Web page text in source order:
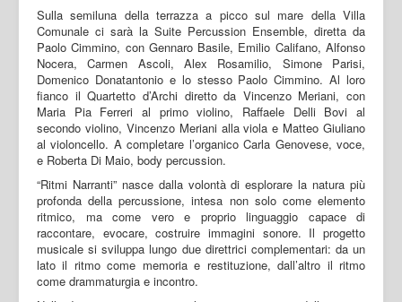
Sulla semiluna della terrazza a picco sul mare della Villa
Comunale ci sarà la Suite Percussion Ensemble, diretta da
Paolo Cimmino, con Gennaro Basile, Emilio Califano, Alfonso
Nocera, Carmen Ascoli, Alex Rosamilio, Simone Parisi,
Domenico Donatantonio e lo stesso Paolo Cimmino. Al loro
fianco il Quartetto d’Archi diretto da Vincenzo Meriani, con
Maria Pia Ferreri al primo violino, Raffaele Delli Bovi al
secondo violino, Vincenzo Meriani alla viola e Matteo Giuliano
al violoncello. A completare l’organico Carla Genovese, voce,
e Roberta Di Maio, body percussion.
“Ritmi Narranti” nasce dalla volontà di esplorare la natura più
profonda della percussione, intesa non solo come elemento
ritmico, ma come vero e proprio linguaggio capace di
raccontare, evocare, costruire immagini sonore. Il progetto
musicale si sviluppa lungo due direttrici complementari: da un
lato il ritmo come memoria e restituzione, dall’altro il ritmo
come drammaturgia e incontro.